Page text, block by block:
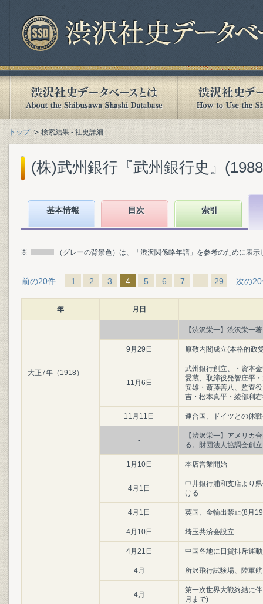
トップ 検索結果 - 社史詳細
(株)武州銀行『武州銀行史』
基本情報 目次 索引
※ （グレーの背景色）は、「渋沢関係略年譜」を参考のために表
前の20件 1 2 3 4 5 6 7 29 次の
年 月日
大正7年（1918）
- 【渋沢栄一】渋沢栄一
9月29日 原敬内閣成立(本格的政
11月6日
武州銀行創立、・資本
愛蔵、取締役発智庄平
安雄・斎藤善八、監査
吉・松本真平・綾部利
11月11日 連合国、ドイツとの休
-
【渋沢栄一】アメリカ
る。財団法人協調会創
1月10日 本店営業開始
4月1日
中井銀行浦和支店より
ける
4月1日 英国、金輸出禁止(8月
4月10日 埼玉共済会設立
4月21日 中国各地に日貨排斥運
4月 所沢飛行試験場、陸軍
4月
第一次世界大戦終結に
月まで)